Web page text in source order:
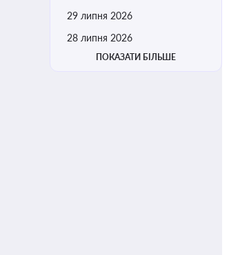
29 липня 2026
28 липня 2026
ПОКАЗАТИ БІЛЬШЕ